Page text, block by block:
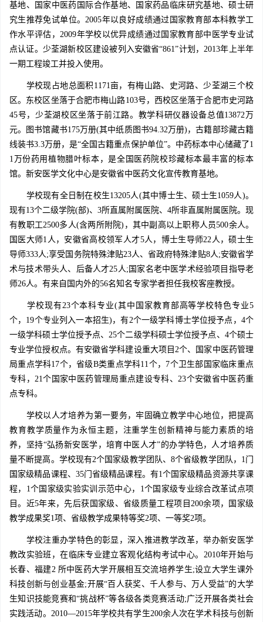
基地、国家中医药国际合作基地、国家药品临床研究基地、硕士研
究生推荐免试单位。2005年以良好成绩通过国家教育部本科教学工
作水平评估，2009年学校以优异成绩通过国家教育部中医学专业试
点认证。少荃湖新校区建设被列入安徽省“861”计划，2013年上半年
一期工程竣工并投入使用。
学校现占地总面积1171亩，有梅山路、史河路、少荃湖三个校
区。东校区坐落于合肥市梅山路103号，西校区坐落于合肥市史河路
45号，少荃湖校区坐落于前江路。教学科研仪器设备总值13872万
元。图书馆藏书175万册(其中纸质图书94.32万册)，古籍部珍藏古籍
线装书3.3万册，是“全国古籍重点保护单位”。中药标本中心储藏了1
1万份药用植物腊叶标本，是全国医药院校珍藏标本最丰富的标本
馆。新安医学文化中心是安徽省中医药文化宣传教育基地。
学校现有全日制在校生13205人(其中博士生、硕士生1059人)。
现有13个二级学院(部)、3所直属附属医院、4所非直属附属医院。现
有教职工2500多人(含两所附院)，其中副高以上职称人员500余人。
国医大师1人，安徽省高校领军人才5人，博士生导师22人，硕士生
导师333人;享受国务院特殊津贴23人、省政府特殊津贴8人;安徽省学
术与技术带头人、后备人才25人;国家名老中医学术经验项目指导老
师26人。有来自国内外的56名知名专家学者担任我校客座教授。
学校现有23个本科专业(其中国家教育部高等学校特色专业5
个，19个专业列入一本招生)，有2个一级学科博士学位授予点，4个
一级学科硕士学位授予点、25个二级学科硕士学位授予点、4个硕士
专业学位授权点。有安徽省学科建设重大项目2个、国家中医药管理
局重点学科17个，省级B类重点学科11个，7个卫生部国家临床重点
专科，21个国家中医药管理局重点建设专科、23个安徽省中医药重
点专科。
学校以人才培养为第一要务，牢固确立教学中心地位，把提高
教育教学质量作为永恒主题，注重学生创新精神与能力素质的培
养，坚持“弘扬新安医学，培育中医人才”的办学特色，人才培养质
量不断提高。学校现有2个国家级教学团队、8个省级教学团队，1门
国家级精品课程、35门省级精品课程。有1个国家级精品资源共享课
程，1个国家级实验实训示范中心，1个国家级专业综合改革试点项
目。近5年来，先后获国家级、省级质量工程项目200余项，国家级
教学成果奖1项、省级教学成果特等奖2项、一等奖2项。
学校注重办学特色的彰显，深入推进教学改革，举办新安医学
教改实验班，在临床专业建立客观化结构考试中心。2010年开始与
长春、福建2 所中医药大学开展相互交流培养学生;设立大学生课外
科技创新与创业基金;开展“百人获奖、千人参与、万人受益”的大学
生知识技能竞赛和“挑战杯”等各级各类竞赛活动;广泛开展各类社会
实践活动。2010—2015年学校共有学生200余人次在学术科技与创新